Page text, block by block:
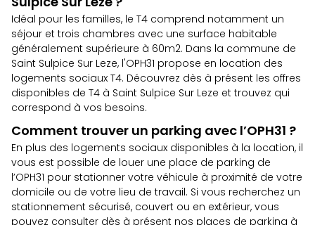
Idéal pour les familles, le T4 comprend notamment un
séjour et trois chambres avec une surface habitable
généralement supérieure à 60m2. Dans la commune de
Saint Sulpice Sur Leze, l'OPH31 propose en location des
logements sociaux T4. Découvrez dès à présent les offres
disponibles de T4 à Saint Sulpice Sur Leze et trouvez qui
correspond à vos besoins.
Comment trouver un parking avec l’OPH31 ?
En plus des logements sociaux disponibles à la location, il
vous est possible de louer une place de parking de
l’OPH31 pour stationner votre véhicule à proximité de votre
domicile ou de votre lieu de travail. Si vous recherchez un
stationnement sécurisé, couvert ou en extérieur, vous
pouvez consulter dès à présent nos places de parking à